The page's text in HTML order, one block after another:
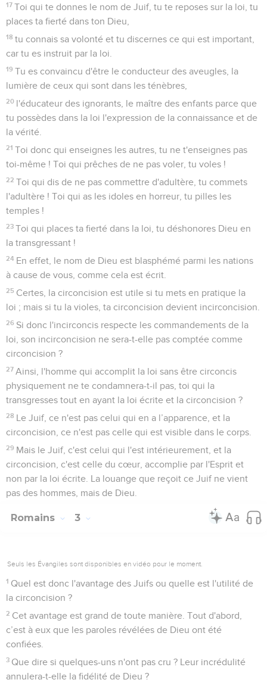
17 Toi qui te donnes le nom de Juif, tu te reposes sur la loi, tu
places ta fierté dans ton Dieu,
18 tu connais sa volonté et tu discernes ce qui est important,
car tu es instruit par la loi.
19 Tu es convaincu d'être le conducteur des aveugles, la
lumière de ceux qui sont dans les ténèbres,
20 l'éducateur des ignorants, le maître des enfants parce que
tu possèdes dans la loi l'expression de la connaissance et de
la vérité.
21 Toi donc qui enseignes les autres, tu ne t'enseignes pas
toi-même ! Toi qui prêches de ne pas voler, tu voles !
22 Toi qui dis de ne pas commettre d'adultère, tu commets
l'adultère ! Toi qui as les idoles en horreur, tu pilles les
temples !
23 Toi qui places ta fierté dans la loi, tu déshonores Dieu en
la transgressant !
24 En effet, le nom de Dieu est blasphémé parmi les nations
à cause de vous, comme cela est écrit.
25 Certes, la circoncision est utile si tu mets en pratique la
loi ; mais si tu la violes, ta circoncision devient incirconcision.
26 Si donc l'incirconcis respecte les commandements de la
loi, son incirconcision ne sera-t-elle pas comptée comme
circoncision ?
27 Ainsi, l'homme qui accomplit la loi sans être circoncis
physiquement ne te condamnera-t-il pas, toi qui la
transgresses tout en ayant la loi écrite et la circoncision ?
28 Le Juif, ce n'est pas celui qui en a l’apparence, et la
circoncision, ce n'est pas celle qui est visible dans le corps.
29 Mais le Juif, c'est celui qui l'est intérieurement, et la
circoncision, c'est celle du cœur, accomplie par l'Esprit et
non par la loi écrite. La louange que reçoit ce Juif ne vient
pas des hommes, mais de Dieu.
Romains 3
Seuls les Évangiles sont disponibles en vidéo pour le moment.
1 Quel est donc l'avantage des Juifs ou quelle est l'utilité de
la circoncision ?
2 Cet avantage est grand de toute manière. Tout d'abord,
c’est à eux que les paroles révélées de Dieu ont été
confiées.
3 Que dire si quelques-uns n'ont pas cru ? Leur incrédulité
annulera-t-elle la fidélité de Dieu ?